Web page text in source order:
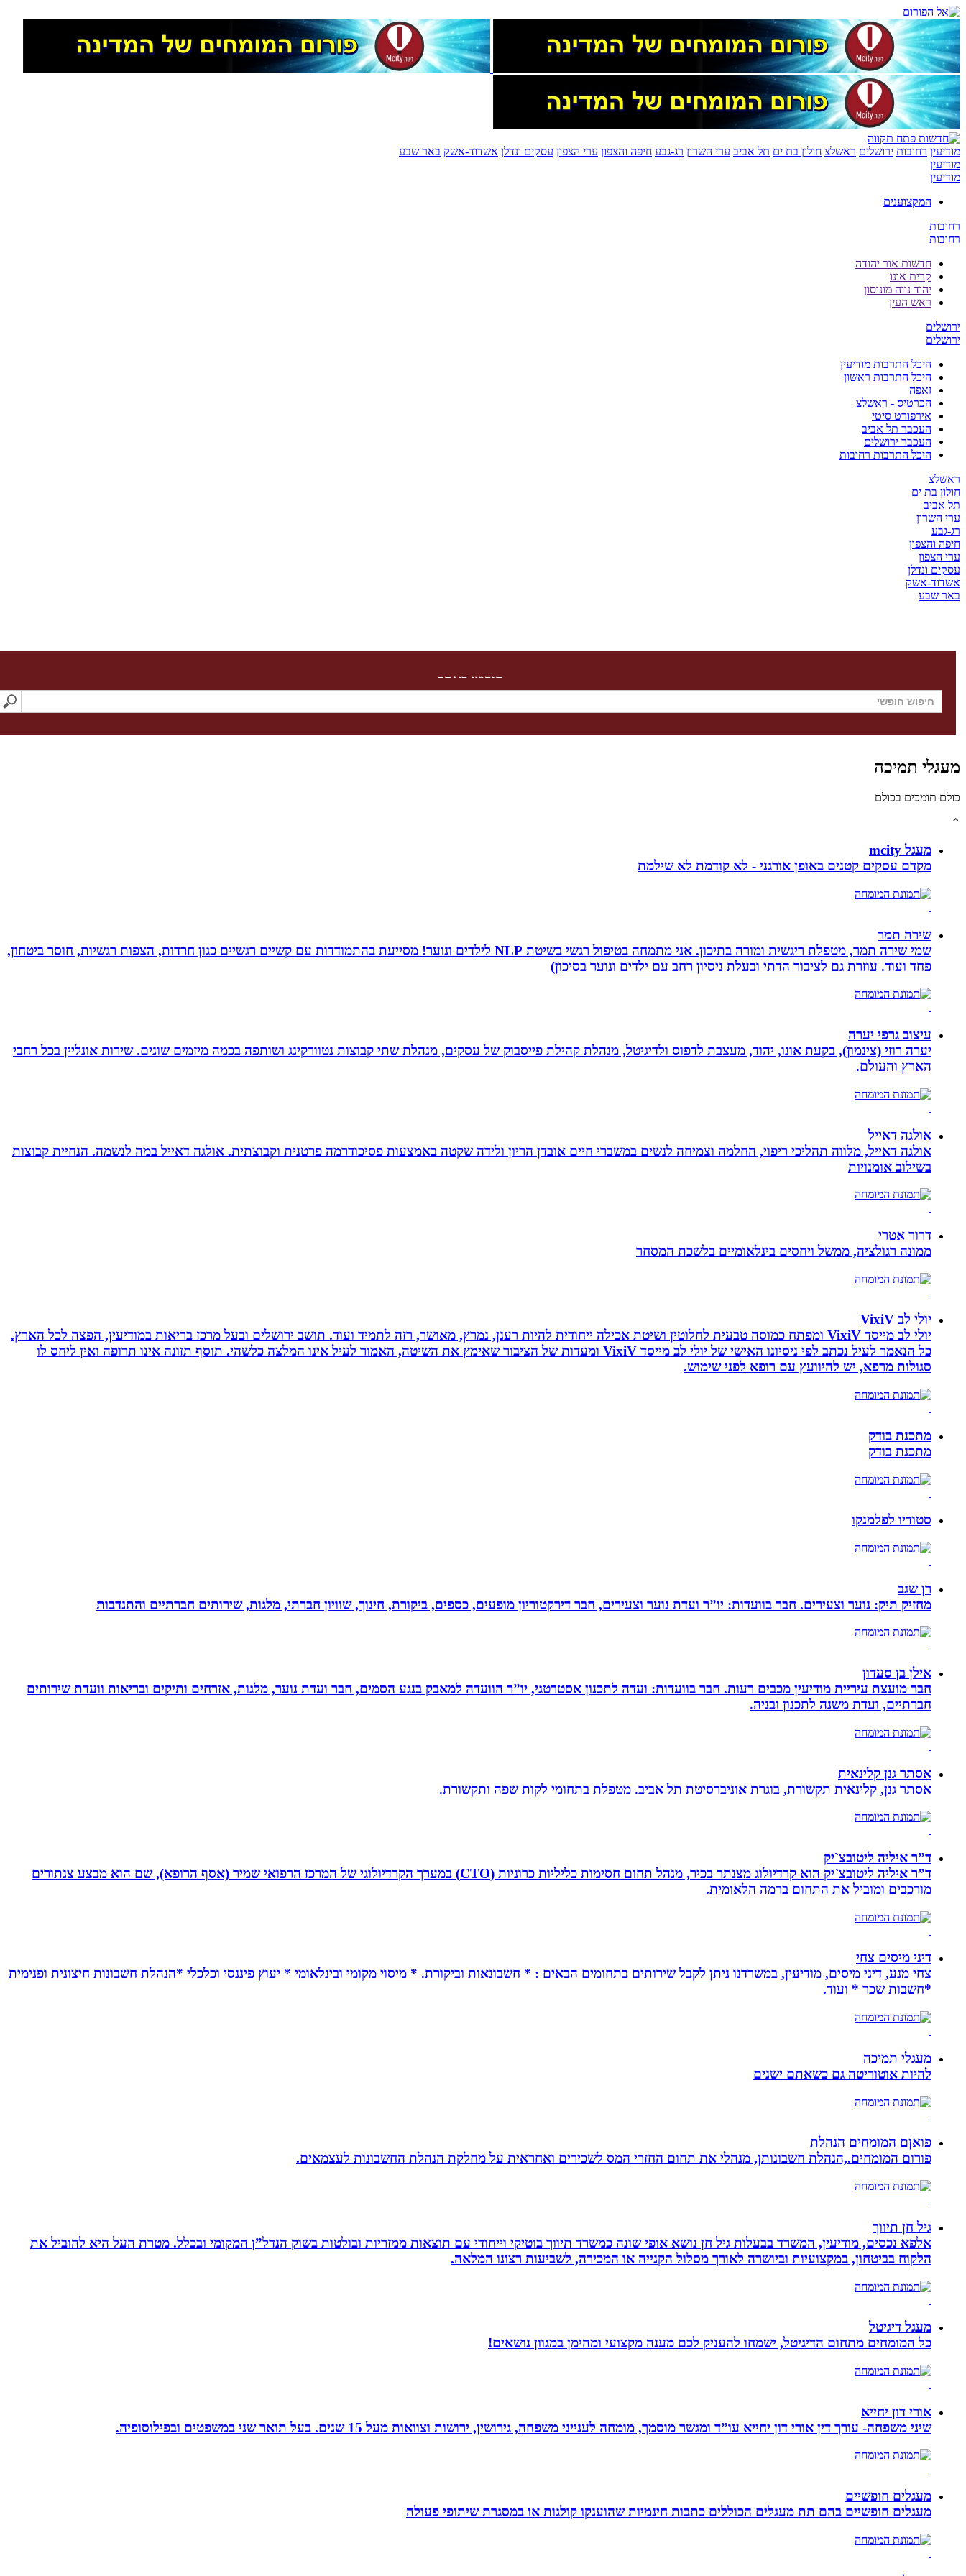
מודיעין רחובות ירושלים ראשלצ חולון בת ים תל אביב ערי השרון רג-גבע חיפה והצפון ערי הצפון עסקים ונדלן אשדוד-אשק באר שבע
מודיעין
מודיעין
המקצוענים
רחובות
רחובות
חדשות אור יהודה
קרית אונו
יהוד נווה מונוסון
ראש העין
ירושלים
ירושלים
היכל התרבות מודיעין
היכל התרבות ראשון
זאפה
הכרטיס - ראשלצ
אירפורט סיטי
העכבר תל אביב
העכבר ירושלים
היכל התרבות רחובות
ראשלצ
חולון בת ים
תל אביב
ערי השרון
רג-גבע
חיפה והצפון
ערי הצפון
עסקים ונדלן
אשדוד-אשק
באר שבע
חיפוש באתר
מעגלי תמיכה
כולם תומכים בכולם
⌃
מעגל mcity
מקדם עסקים קטנים באופן אורגני - לא קודמת לא שילמת
שירה תמר
שמי שירה תמר, מטפלת ריגשית ומורה בתיכון. אני מתמחה בטיפול רגשי בשיטת NLP לילדים ונוער! מסייעת בהתמודדות עם קשיים רגשיים כגון חרדות, הצפות רגשיות, חוסר ביטחון,
פחד ועוד. עוזרת גם לציבור הדתי ובעלת ניסיון רחב עם ילדים ונוער בסיכון)
עיצוב גרפי יערה
יערה רוזי (צינמון), בקעת אונו, יהוד, מעצבת לדפוס ולדיגיטל, מנהלת קהילת פייסבוק של עסקים, מנהלת שתי קבוצות נטוורקינג ושותפה בכמה מיזמים שונים. שירות אונליין בכל רחבי
הארץ והעולם.
אולגה דאייל
אולגה דאייל, מלווה תהליכי ריפוי, החלמה וצמיחה לנשים במשברי חיים אובדן הריון ולידה שקטה באמצעות פסיכודרמה פרטנית וקבוצתית. אולגה דאייל במה לנשמה. ‏הנחיית קבוצות
בשילוב אומנויות‏
דרור אטרי
ממונה רגולציה, ממשל ויחסים בינלאומיים בלשכת המסחר
יולי לב VixiV
יולי לב מייסד VixiV ומפתח כמוסה טבעית לחלוטין ושיטת אכילה ייחודית להיות רענן, נמרץ, מאושר, רזה לתמיד ועוד. תושב ירושלים ובעל מרכז בריאות במודיעין, הפצה לכל הארץ.
כל הנאמר לעיל נכתב לפי ניסיונו האישי של יולי לב מייסד VixiV ומעדות של הציבור שאימץ את השיטה, האמור לעיל אינו המלצה כלשהי. תוסף תזונה אינו תרופה ואין ליחס לו
סגולות מרפא, יש להיוועץ עם רופא לפני שימוש.
מתכנת בודק
מתכנת בודק
סטודיו לפלמנקו
רן שגב
מחזיק תיק: נוער וצעירים. חבר בוועדות: יו”ר ועדת נוער וצעירים, חבר דירקטוריון מופעים, כספים, ביקורת, חינוך, שוויון חברתי, מלגות, שירותים חברתיים והתנדבות
אילן בן סעדון
חבר מועצת עיריית מודיעין מכבים רעות. חבר בוועדות: ועדה לתכנון אסטרטגי, יו”ר הוועדה למאבק בנגע הסמים, חבר ועדת נוער, מלגות, אזרחים ותיקים ובריאות וועדת שירותים
חברתיים, ועדת משנה לתכנון ובניה.
אסתר גנן קלינאית
אסתר גנן, קלינאית תקשורת, בוגרת אוניברסיטת תל אביב. מטפלת בתחומי לקות שפה ותקשורת.
ד”ר איליה ליטובצ`יק
ד”ר איליה ליטובצ`יק הוא קרדיולוג מצנתר בכיר, מנהל תחום חסימות כליליות כרוניות (CTO) במערך הקרדיולוגי של המרכז הרפואי שמיר (אסף הרופא), שם הוא מבצע צנתורים
מורכבים ומוביל את התחום ברמה הלאומית.
דיני מיסים צחי
צחי מנע, דיני מיסים, מודיעין, במשרדנו ניתן לקבל שירותים בתחומים הבאים : * חשבונאות וביקורת. * מיסוי מקומי ובינלאומי * יעוץ פיננסי וכלכלי *הנהלת חשבונות חיצונית ופנימית
*חשבות שכר * ועוד.
מעגלי תמיכה
להיות אוטוריטה גם כשאתם ישנים
פואןם המומחים הנהלת
פורום המומחים.,הנהלת חשבונותן, מנהלי את תחום החזרי המס לשכירים ואחראית על מחלקת הנהלת החשבונות לעצמאים.
גיל חן תיווך
אלפא נכסים, מודיעין, המשרד בבעלות גיל חן נושא אופי שונה כמשרד תיווך בוטיקי וייחודי עם תוצאות ממזריות ובולטות בשוק הנדל”ן המקומי ובכלל. מטרת העל היא להוביל את
הלקוח בביטחון, במקצועיות וביושרה לאורך מסלול הקנייה או המכירה, לשביעות רצונו המלאה.
מעגל דיגיטל
כל המומחים מתחום הדיגיטל, ישמחו להעניק לכם מענה מקצועי ומהימן במגוון נושאים!
אורי דון יחייא
שיני משפחה- עורך דין אורי דון יחייא עו”ד ומגשר מוסמך, מומחה לענייני משפחה, גירושין, ירושות וצוואות מעל 15 שנים. בעל תואר שני במשפטים ובפילוסופיה.
מעגלים חופשיים
מעגלים חופשיים בהם תת מעגלים הכוללים כתבות חינמיות שהוענקו קולגות או במסגרת שיתופי פעולה